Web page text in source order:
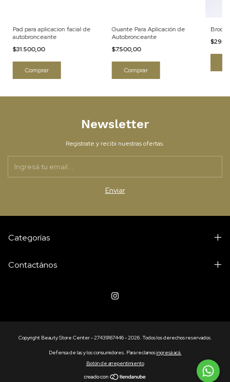
Pad para aplicacion facial de
autobronceante
$31.500,00
Guante Para Aplicación de
Autobronceante
$7.500,00
Newsletter
Registrate y recibí nuestras ofertas.
Categorías
Contactános
Copyright Beauty Store Center - 27439167446 - 2026. Todos los derechos reservados.
Defensa de las y los consumidores. Para reclamosingresá acá.
Botón de arrepentimiento